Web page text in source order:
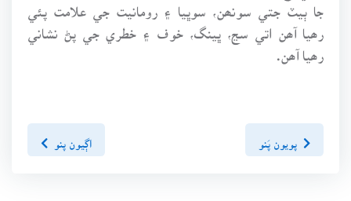
جا ٻيٽ جتي سونھن، سوڀيا ۽ رومانيت جي علامت پئي
رھيا آھن اتي سڃ، ڀينگ، خوف ۽ خطري جي پڻ نشاني
رھيا آھن.
پويون پَنو اڳيون پنو